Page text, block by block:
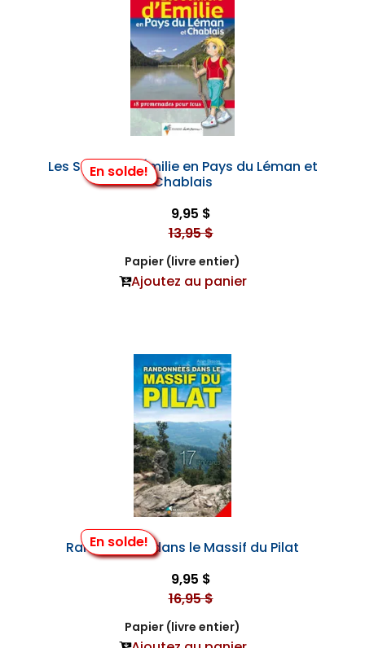
En solde!
Les Sentiers d'Émilie en Pays du Léman et
Chablais
9,95 $
13,95 $
Papier (livre entier)
Ajoutez au panier
En solde!
Randonnées dans le Massif du Pilat
9,95 $
16,95 $
Papier (livre entier)